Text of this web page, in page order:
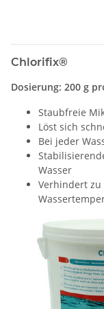
Chlorifix®
Dosierung: 200 g
Staubfreie
Löst sich
Bei jeder
Wasser
Verhindert